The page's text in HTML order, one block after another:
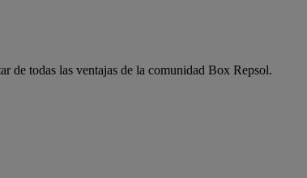
de todas las ventajas de la comunidad Box Repsol.